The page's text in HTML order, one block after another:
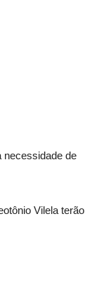
necessidade de
Vilela terão